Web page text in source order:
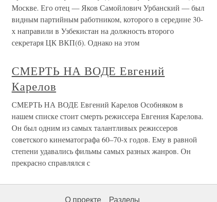
Москве. Его отец — Яков Самойлович Урбанский — был
видным партийным работником, которого в середине 30-
х направили в Узбекистан на должность второго
секретаря ЦК ВКП(б). Однако на этом
СМЕРТЬ НА ВОДЕ Евгений
Карелов
СМЕРТЬ НА ВОДЕ Евгений Карелов Особняком в
нашем списке стоит смерть режиссера Евгения Карелова.
Он был одним из самых талантливых режиссеров
советского кинематографа 60–70-х годов. Ему в равной
степени удавались фильмы самых разных жанров. Он
прекрасно справлялся с
О проекте Разделы